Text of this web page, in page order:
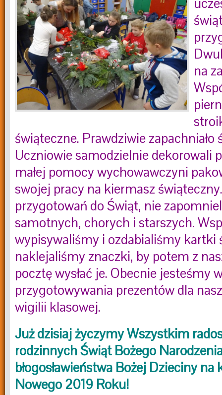
na
świąteczne. Prawdziwie zapachniało
Uczniowie samodzielnie dekorowali
małej pomocy wychowawczyni
swojej pracy na kiermasz
przygotowań do Świąt, nie
samotnych, chorych i starszych.
wypisywaliśmy i ozdabialiśmy kartki
naklejaliśmy znaczki, by potem z
pocztę wysłać je. Obecnie jesteśmy
przygotowywania prezentów dla
wigilii klasowej.
Już dzisiaj życzymy Wszystkim
rodzinnych Świąt Bożego
błogosławieństwa Bożej Dzieciny na
Nowego 2019 Roku!